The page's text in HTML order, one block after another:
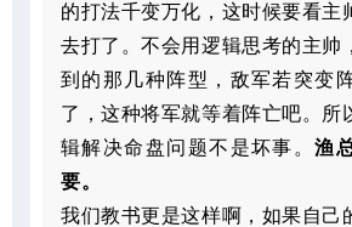
的打法千变万化，这时候要看主
去打了。不会用逻辑思考的主帅
到的那几种阵型，敌军若突变
了，这种将军就等着阵亡吧。所
辑解决命盘问题不是坏事。渔
要。
我们教书更是这样啊，如果自己